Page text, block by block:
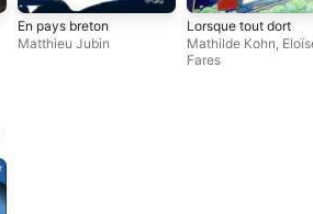
En pays breton
Matthieu Jubin
Lorsque tout dort
Mathilde Kohn,
Fares